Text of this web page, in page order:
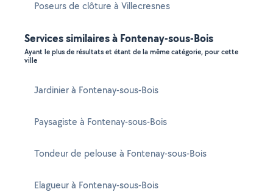
Poseurs de clôture à Villecresnes
Services similaires à Fontenay-sous-Bois
Ayant le plus de résultats et étant de la même catégorie, pour cette
ville
Jardinier à Fontenay-sous-Bois
Paysagiste à Fontenay-sous-Bois
Tondeur de pelouse à Fontenay-sous-Bois
Elagueur à Fontenay-sous-Bois